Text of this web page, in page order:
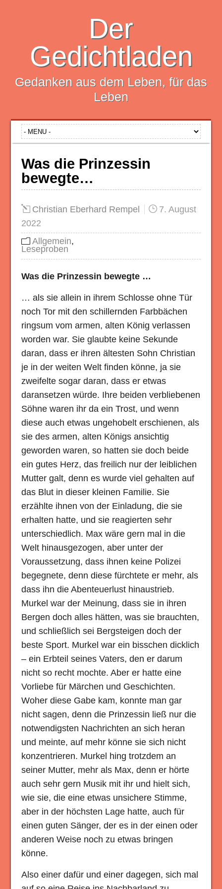
Der
Gedichtladen
Gedanken aus dem Leben, für das
Leben
Was die Prinzessin
bewegte…
Christian Eberhard Rempel
7. August
2022
Allgemein,
Leseproben
Was die Prinzessin bewegte …
… als sie allein in ihrem Schlosse ohne Tür
noch Tor mit den schillernden Farbbächen
ringsum vom armen, alten König verlassen
worden war. Sie glaubte keine Sekunde
daran, dass er ihren ältesten Sohn Christian
je in der weiten Welt finden könne, ja sie
zweifelte sogar daran, dass er etwas
daransetzen würde. Ihre beiden verbliebenen
Söhne waren ihr da ein Trost, und wenn
diese auch etwas ungehobelt erschienen, als
sie des armen, alten Königs ansichtig
geworden waren, so hatten sie doch beide
ein gutes Herz, das freilich nur der leiblichen
Mutter galt, denn es wurde viel gehalten auf
das Blut in dieser kleinen Familie. Sie
erzählte ihnen von der Einladung, die sie
erhalten hatte, und sie reagierten sehr
unterschiedlich. Max wäre gern mal in die
Welt hinausgezogen, aber unter der
Voraussetzung, dass ihnen keine Polizei
begegnete, denn diese fürchtete er mehr, als
dass ihn die Abenteuerlust hinaustrieb.
Murkel war der Meinung, dass sie in ihren
Bergen doch alles hätten, was sie brauchten,
und schließlich sei Bergsteigen doch der
beste Sport. Murkel war ein bisschen dicklich
– ein Erbteil seines Vaters, den er darum
nicht so recht mochte. Aber er hatte eine
Vorliebe für Märchen und Geschichten.
Woher diese Gabe kam, konnte man gar
nicht sagen, denn die Prinzessin ließ nur die
notwendigsten Nachrichten an sich heran
und meinte, auf mehr könne sie sich nicht
konzentrieren. Murkel hing trotzdem an
seiner Mutter, mehr als Max, denn er hörte
auch sehr gern Musik mit ihr und hielt sich,
wie sie, die eine etwas unsichere Stimme,
aber in der höchsten Lage hatte, auch für
einen guten Sänger, der es in der einen oder
anderen Weise noch zu etwas bringen
könne.
Also einer dafür und einer dagegen, sich mal